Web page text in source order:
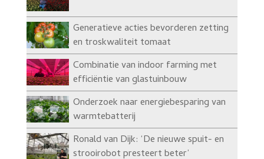
Generatieve acties bevorderen zetting
en troskwaliteit tomaat
Combinatie van indoor farming met
efficiëntie van glastuinbouw
Onderzoek naar energiebesparing van
warmtebatterij
Ronald van Dijk: ‘De nieuwe spuit- en
strooirobot presteert beter’